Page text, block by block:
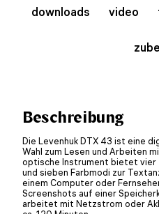
downloads video
Beschreibung
Die Levenhuk DTX 43 ist eine
Wahl zum Lesen und Arbeiten
optische Instrument bietet
und sieben Farbmodi zur
einem Computer oder
Screenshots auf einer
arbeitet mit Netzstrom oder